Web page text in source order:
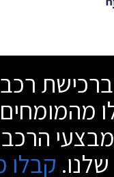
ברכישת
קבלו